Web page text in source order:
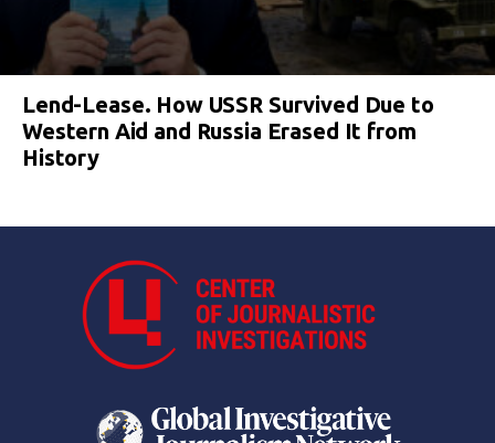
Lend-Lease. How USSR Survived Due to
Western Aid and Russia Erased It from
History